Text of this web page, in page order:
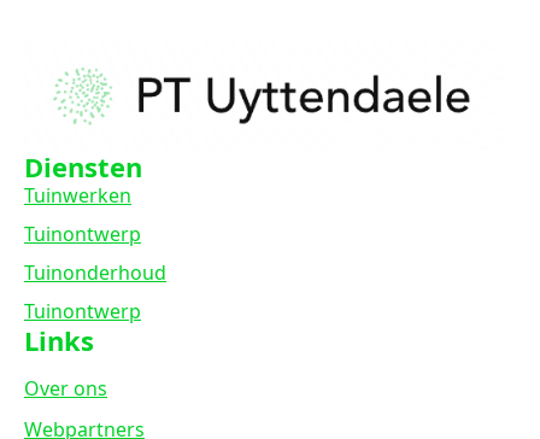
Diensten
Tuinwerken
Tuinontwerp
Tuinonderhoud
Tuinontwerp
Links
Over ons
Webpartners